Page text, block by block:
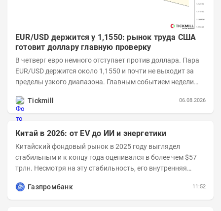
EUR/USD держится у 1,1550: рынок труда США
готовит доллару главную проверку
В четверг евро немного отступает против доллара. Пара
EUR/USD держится около 1,1550 и почти не выходит за
пределы узкого диапазона. Главным событием недели
Tickmill
06.08.2026
Китай в 2026: от EV до ИИ и энергетики
Китайский фондовый рынок в 2025 году выглядел
стабильным и к концу года оценивался в более чем $57
трлн. Несмотря на эту стабильность, его внутренняя
Газпромбанк
11:52